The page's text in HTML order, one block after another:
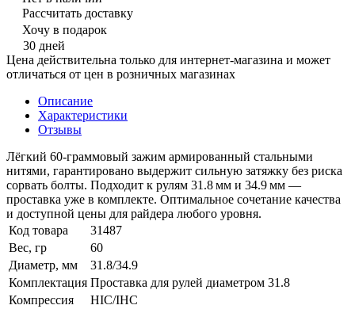
Рассчитать доставку
Хочу в подарок
30 дней
Цена действительна только для интернет-магазина и может
отличаться от цен в розничных магазинах
Описание
Характеристики
Отзывы
Лёгкий 60‑граммовый зажим армированный стальными
нитями, гарантировано выдержит сильную затяжку без риска
сорвать болты. Подходит к рулям 31.8 мм и 34.9 мм —
проставка уже в комплекте. Оптимальное сочетание качества
и доступной цены для райдера любого уровня.
Код товара
31487
Вес, гр
60
Диаметр, мм
31.8/34.9
Комплектация Проставка для рулей диаметром 31.8
Компрессия
HIC/IHC